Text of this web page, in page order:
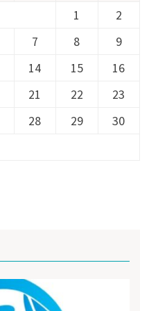
1
2
7 8
9
14 15
16
21 22
23
28 29
30